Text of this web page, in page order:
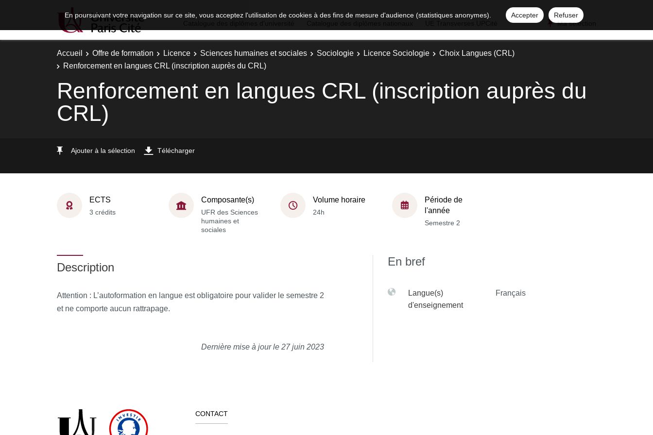
En poursuivant votre navigation sur ce site, vous acceptez l'utilisation de cookies à des fins de mesure d'audience (statistiques anonymes). Accepter
Refuser
Ma sélection
Accueil Offre de formation Licence Sciences humaines et sociales Sociologie Licence Sociologie
Choix Langues (CRL)
Renforcement en langues CRL (inscription auprès du CRL)
Renforcement en langues CRL (inscription auprès du
CRL)
Ajouter à la sélection Télécharger
ECTS
3 crédits
Composante(s)
UFR des Sciences
humaines et
sociales
Volume horaire
24h
Période de
l'année
Semestre 2
Description
Attention : L’autoformation en langue est obligatoire pour valider le semestre 2
et ne comporte aucun rattrapage.
Dernière mise à jour le 27 juin 2023
En bref
Langue(s)
d'enseignement
Français
CONTACT